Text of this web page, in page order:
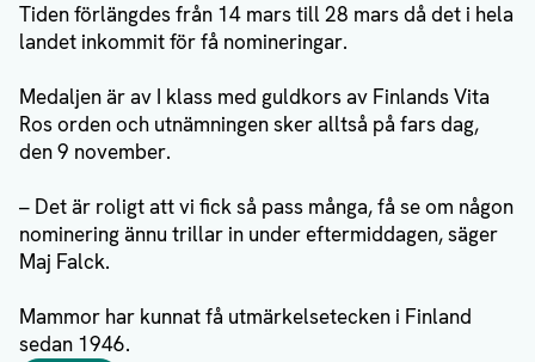
Tiden förlängdes från 14 mars till 28 mars då det i hela
landet inkommit för få nomineringar.
Medaljen är av I klass med guldkors av Finlands Vita
Ros orden och utnämningen sker alltså på fars dag,
den 9 november.
– Det är roligt att vi fick så pass många, få se om någon
nominering ännu trillar in under eftermiddagen, säger
Maj Falck.
Mammor har kunnat få utmärkelsetecken i Finland
sedan 1946.